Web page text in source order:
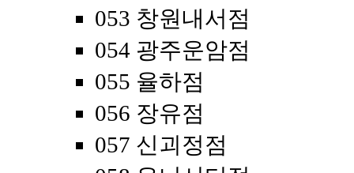
053 창원내서점
054 광주운암점
055 율하점
056 장유점
057 신괴정점